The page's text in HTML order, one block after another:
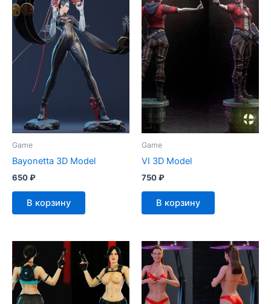
Game
Bayonetta 3D Model
650₽
В корзину
Game
VI 3D Model
750₽
В корзину